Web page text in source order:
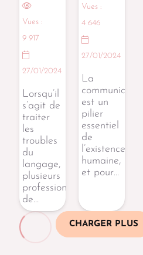
Vues :
9 917
27/01/2024
Lorsqu’il
s’agit de
traiter
les
troubles
du
langage,
plusieurs
professionnels
de…
Vues :
4 646
27/01/2024
La
communication
est un
pilier
essentiel
de
l’existence
humaine,
et pour…
CHARGER PLUS